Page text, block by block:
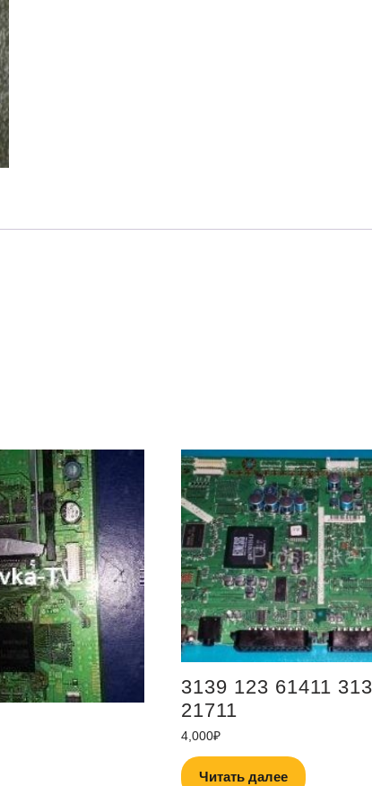
3139 123 61411
21711
4,000₽
Читать далее